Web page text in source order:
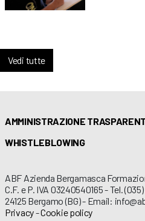
Vedi tutte
AMMINISTRAZIONE
WHISTLEBLOWING
ABF Azienda Bergamasca
C.F. e P. IVA 03240540165 - Tel.
24125 Bergamo (BG) - Email:
Privacy-Cookie policy